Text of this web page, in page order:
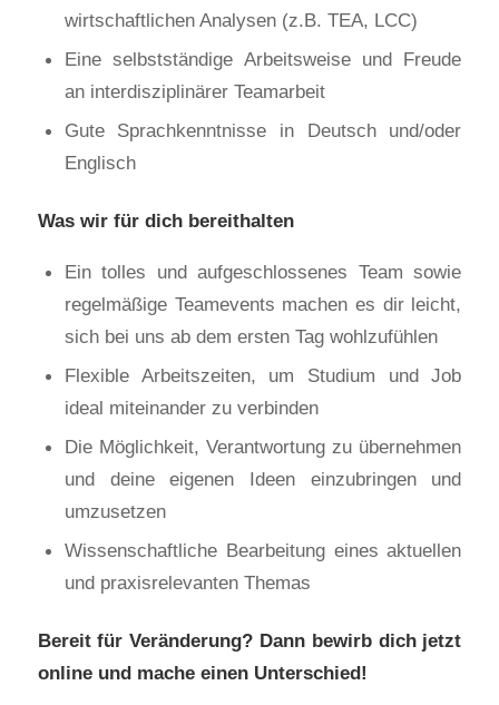
wirtschaftlichen Analysen (z.B. TEA, LCC)
Eine selbstständige Arbeitsweise und Freude
an interdisziplinärer Teamarbeit
Gute Sprachkenntnisse in Deutsch und/oder
Englisch
Was wir für dich bereithalten
Ein tolles und aufgeschlossenes Team sowie
regelmäßige Teamevents machen es dir leicht,
sich bei uns ab dem ersten Tag wohlzufühlen
Flexible Arbeitszeiten, um Studium und Job
ideal miteinander zu verbinden
Die Möglichkeit, Verantwortung zu übernehmen
und deine eigenen Ideen einzubringen und
umzusetzen
Wissenschaftliche Bearbeitung eines aktuellen
und praxisrelevanten Themas
Bereit für Veränderung? Dann bewirb dich jetzt
online und mache einen Unterschied!